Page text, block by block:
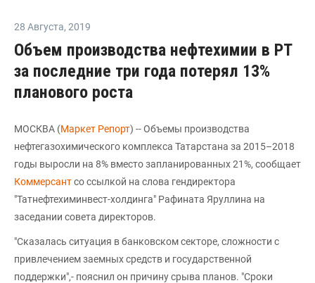
28 Августа, 2019
Объем производства нефтехимии в РТ
за последние три года потерял 13%
планового роста
МОСКВА (Маркет Репорт) -- Объемы производства
нефтегазохимического комплекса Татарстана за 2015–2018
годы выросли на 8% вместо запланированных 21%, сообщает
Коммерсантсо ссылкой на слова гендиректора
"Татнефтехиминвест-холдинга" Рафината Яруллина на
заседании совета директоров.
"Сказалась ситуация в банковском секторе, сложности с
привлечением заемных средств и государственной
поддержки",- пояснил он причину срыва планов. "Сроки